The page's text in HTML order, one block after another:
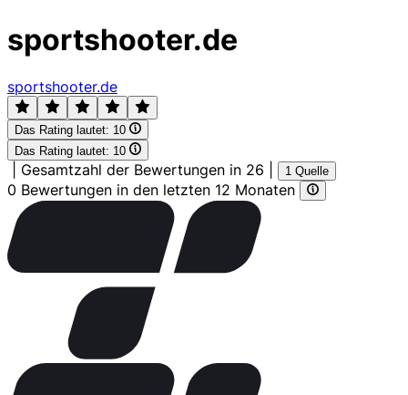
sportshooter.de
sportshooter.de
Das Rating lautet: 10
Das Rating lautet: 10
Gesamtzahl der Bewertungen in 26 1 Quelle
0 Bewertungen in den letzten 12 Monaten